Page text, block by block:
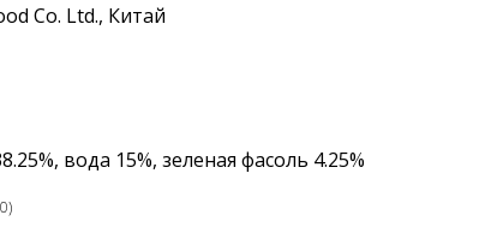
Co. Ltd., Китай
вода 15%, зеленая фасоль 4.25%